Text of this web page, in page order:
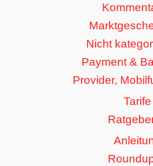
Nicht
Payment &
Provider,
Tarife